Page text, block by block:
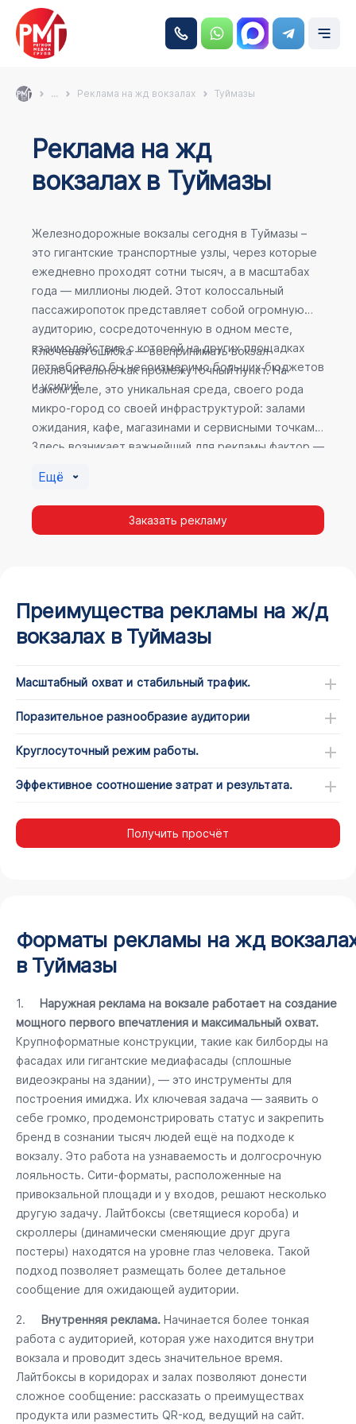
... Реклама на жд вокзалах Туймазы
Реклама на жд
вокзалах в Туймазы
Железнодорожные вокзалы сегодня в Туймазы –
это гигантские транспортные узлы, через которые
ежедневно проходят сотни тысяч, а в масштабах
года — миллионы людей. Этот колоссальный
пассажиропоток представляет собой огромную
аудиторию, сосредоточенную в одном месте,
взаимодействие с которой на других площадках
потребовало бы несоизмеримо больших бюджетов
и усилий.
Ключевая ошибка — воспринимать вокзал
исключительно как промежуточный пункт. На
самом деле, это уникальная среда, своего рода
микро-город со своей инфраструктурой: залами
ожидания, кафе, магазинами и сервисными точками.
Здесь возникает важнейший для рекламы фактор —
пассажир максимально открыт для информации, а
его внимание не так рассеяно, как при беглом
просмотре постов в соцсетях.
Ещё
Заказать рекламу
Преимущества рекламы на ж/д
вокзалах в Туймазы
Масштабный охват и стабильный трафик.
Поразительное разнообразие аудитории
Круглосуточный режим работы.
Эффективное соотношение затрат и результата.
Получить просчёт
Форматы рекламы на жд
в Туймазы
1. Наружная реклама на вокзале работает на создание
мощного первого впечатления и максимальный охват.
Крупноформатные конструкции, такие как билборды на
фасадах или гигантские медиафасады (сплошные
видеоэкраны на здании), — это инструменты для
построения имиджа. Их ключевая задача — заявить о
себе громко, продемонстрировать статус и закрепить
бренд в сознании тысяч людей ещё на подходе к
вокзалу. Это работа на узнаваемость и долгосрочную
лояльность. Сити-форматы, расположенные на
привокзальной площади и у входов, решают несколько
другую задачу. Лайтбоксы (светящиеся короба) и
скроллеры (динамически сменяющие друг друга
постеры) находятся на уровне глаз человека. Такой
подход позволяет размещать более детальное
сообщение для ожидающей аудитории.
2. Внутренняя реклама. Начинается более тонкая
работа с аудиторией, которая уже находится внутри
вокзала и проводит здесь значительное время.
Лайтбоксы в коридорах и залах позволяют донести
сложное сообщение: рассказать о преимуществах
продукта или разместить QR-код, ведущий на сайт.